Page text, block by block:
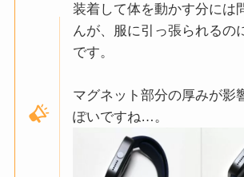
装着して体を動かす分には
んが、服に引っ張られるの
です。
マグネット部分の厚みが影
ぽいですね…。